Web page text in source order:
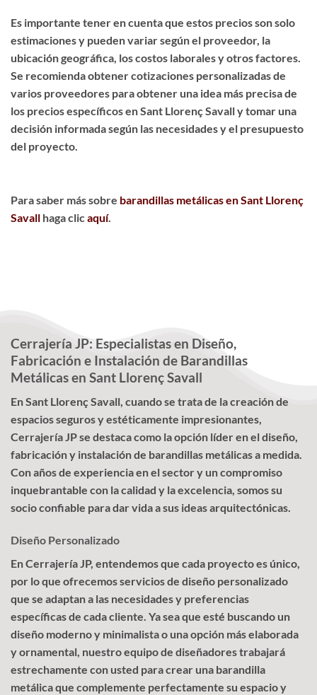
Es importante tener en cuenta que estos precios son solo
estimaciones y pueden variar según el proveedor, la
ubicación geográfica, los costos laborales y otros factores.
Se recomienda obtener cotizaciones personalizadas de
varios proveedores para obtener una idea más precisa de
los precios específicos en Sant Llorenç Savall y tomar una
decisión informada según las necesidades y el presupuesto
del proyecto.
Para saber más sobre barandillas metálicas en Sant Llorenç
Savall haga clicaquí.
Cerrajería JP: Especialistas en Diseño,
Fabricación e Instalación de Barandillas
Metálicas en Sant Llorenç Savall
En Sant Llorenç Savall, cuando se trata de la creación de
espacios seguros y estéticamente impresionantes,
Cerrajería JP se destaca como la opción líder en el diseño,
fabricación y instalación de barandillas metálicas a medida.
Con años de experiencia en el sector y un compromiso
inquebrantable con la calidad y la excelencia, somos su
socio confiable para dar vida a sus ideas arquitectónicas.
Diseño Personalizado
En Cerrajería JP, entendemos que cada proyecto es único,
por lo que ofrecemos servicios de diseño personalizado
que se adaptan a las necesidades y preferencias
específicas de cada cliente. Ya sea que esté buscando un
diseño moderno y minimalista o una opción más elaborada
y ornamental, nuestro equipo de diseñadores trabajará
estrechamente con usted para crear una barandilla
metálica que complemente perfectamente su espacio y